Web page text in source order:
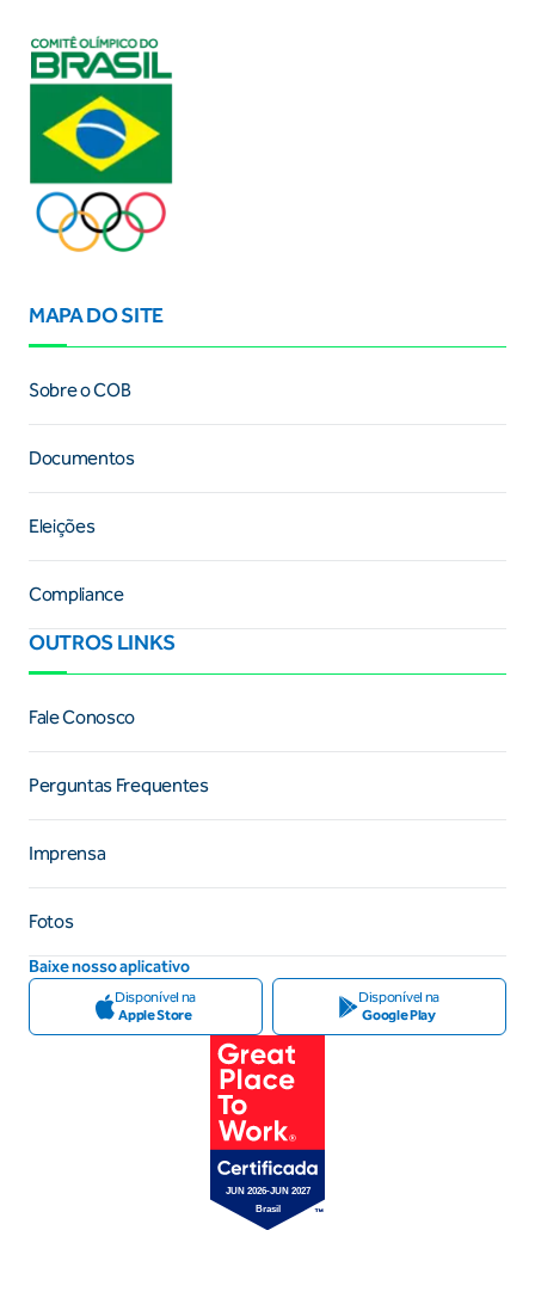
MAPA DO SITE
Sobre o COB
Documentos
Eleições
Compliance
OUTROS LINKS
Fale Conosco
Perguntas Frequentes
Imprensa
Fotos
Baixe nosso aplicativo
Disponível na
Apple Store
Disponível na
Google Play